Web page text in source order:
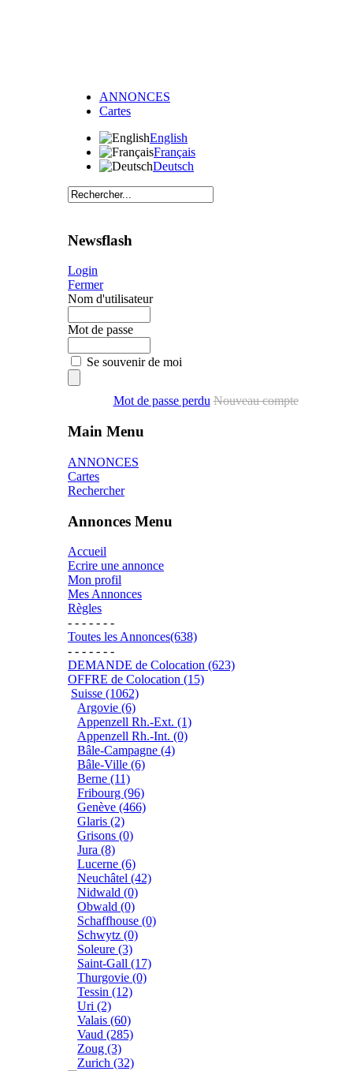
ANNONCES
Cartes
English
Français
Deutsch
Newsflash
Login
Fermer
Nom d'utilisateur
Mot de passe
Se souvenir de moi
Mot de passe perdu Nouveau compte
Main Menu
ANNONCES
Cartes
Rechercher
Annonces Menu
Accueil
Ecrire une annonce
Mon profil
Mes Annonces
Règles
- - - - - - -
Toutes les Annonces(638)
- - - - - - -
DEMANDE de Colocation (623)
OFFRE de Colocation (15)
Suisse (1062)
Argovie (6)
Appenzell Rh.-Ext. (1)
Appenzell Rh.-Int. (0)
Bâle-Campagne (4)
Bâle-Ville (6)
Berne (11)
Fribourg (96)
Genève (466)
Glaris (2)
Grisons (0)
Jura (8)
Lucerne (6)
Neuchâtel (42)
Nidwald (0)
Obwald (0)
Schaffhouse (0)
Schwytz (0)
Soleure (3)
Saint-Gall (17)
Thurgovie (0)
Tessin (12)
Uri (2)
Valais (60)
Vaud (285)
Zoug (3)
Zurich (32)